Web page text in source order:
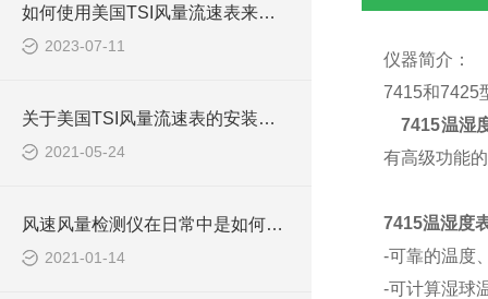
如何使用美国TSI风量流速表来测量风速
2023-07-11
关于美国TSI风量流速表的安装，这里有详细说明
2021-05-24
风速风量检测仪在日常中是如何进行保养维护的？
2021-01-14
仪器简介：
7415和7425
7415温湿
有高级功能
7415温湿度
-可靠的温度
-可计算湿球